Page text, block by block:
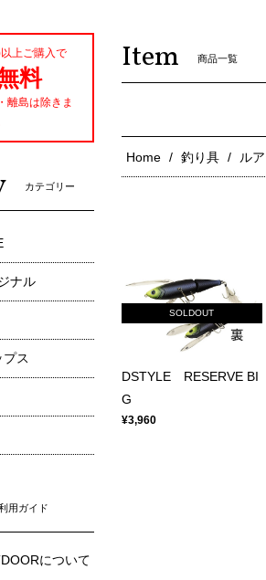
Item 商品一覧
Home 釣り具 ル
SOLDOUT
DSTYLE RESERVE BI
G
¥3,960
上ご購入で
料
離島は除きま
カテゴリー
ナル
ス
用ガイド
について